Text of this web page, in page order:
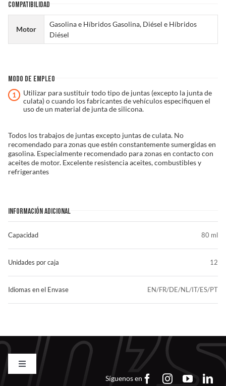
COMPATIBILIDAD
Motor
Gasolina e Híbridos Gasolina, Diésel e Híbridos
Diésel
MODO DE EMPLEO
Utilizar para sustituir todo tipo de juntas (excepto la junta de
culata) o cuando los fabricantes de vehículos especifiquen el
uso de un material de junta de silicona.
Todos los trabajos de juntas excepto juntas de culata. No
recomendado para zonas que estén constantemente sumergidas en
gasolina. Especialmente recomendado para zonas en contacto con
aceites de motor. Excelente resistencia aceites, combustibles y
refrigerantes
INFORMACIÓN ADICIONAL
Capacidad
Unidades por caja
Idiomas en el Envase
80 ml
12
EN/FR/DE/NL/IT/ES/PT
Toggle
Síguenos en